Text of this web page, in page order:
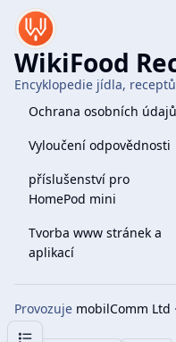
Obsah
WikiFood
Encyklopedie jídla,
Ochrana osobních údajů
Vyloučení odpovědnosti
příslušenství pro
HomePod mini
Tvorba www stránek a
aplikací
Provozuje mobilComm Ltd
4.0